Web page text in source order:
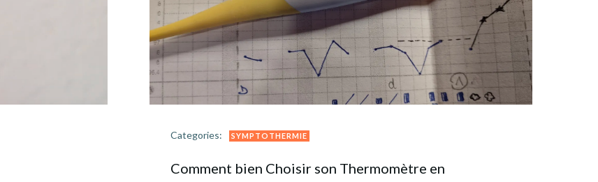
Categories: SYMPTOTHERMIE
Comment bien Choisir son Thermomètre en